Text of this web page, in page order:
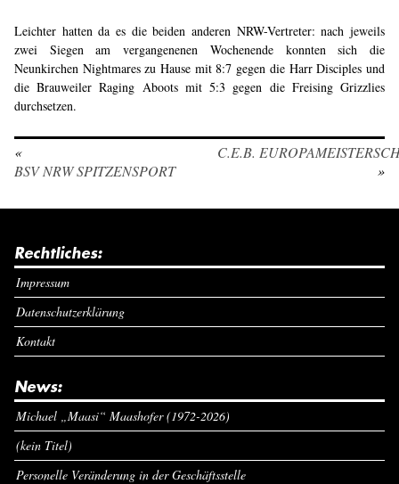
Leichter hatten da es die beiden anderen NRW-Vertreter: nach jeweils
zwei Siegen am vergangenenen Wochenende konnten sich die
Neunkirchen Nightmares zu Hause mit 8:7 gegen die Harr Disciples und
die Brauweiler Raging Aboots mit 5:3 gegen die Freising Grizzlies
durchsetzen.
«
BSV NRW SPITZENSPORT
C.E.B.
»
Rechtliches:
Impressum
Datenschutzerklärung
Kontakt
News:
Michael „Maasi“ Maashofer (1972-2026)
(kein Titel)
Personelle Veränderung in der Geschäftsstelle